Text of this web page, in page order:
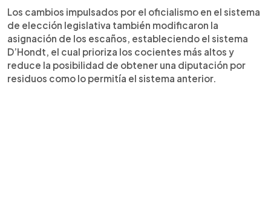
Los cambios impulsados por el oficialismo en el sistema
de elección legislativa también modificaron la
asignación de los escaños, estableciendo el sistema
D’Hondt, el cual prioriza los cocientes más altos y
reduce la posibilidad de obtener una diputación por
residuos como lo permitía el sistema anterior.